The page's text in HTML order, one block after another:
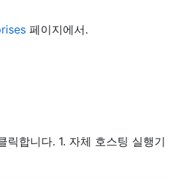
페이지에서.
릭합니다. 1. 자체 호스팅 실행기